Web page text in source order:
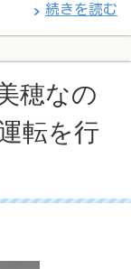
続きを読む
穂なの
転を行